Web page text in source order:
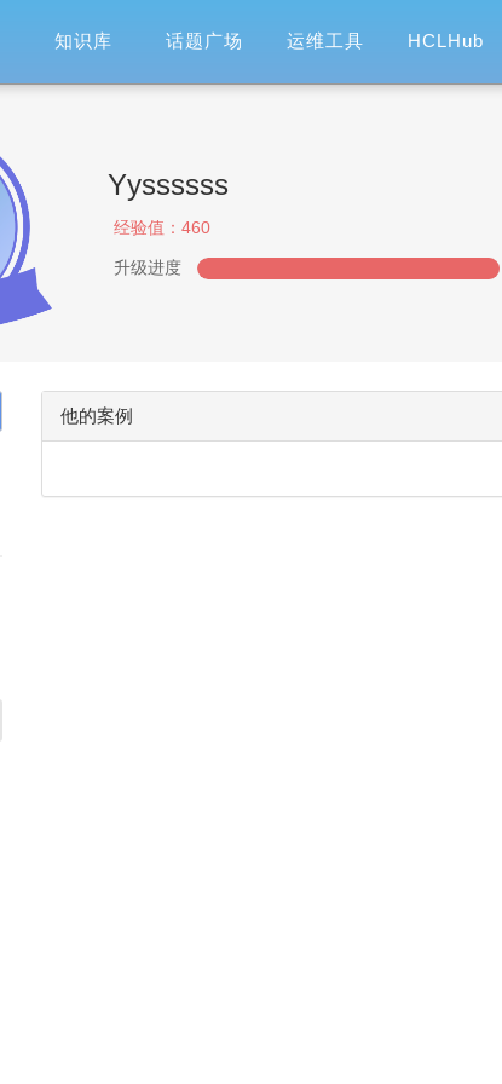
知识库 话题广场 运维工具 HCLHub
Yyssssss
经验值： 460
升级进度
他的案例